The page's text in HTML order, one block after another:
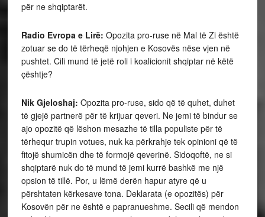
për ne shqiptarët.
Radio Evropa e Lirë: Opozita pro-ruse në Mal të Zi është
zotuar se do të tërheqë njohjen e Kosovës nëse vjen në
pushtet. Cili mund të jetë roli i koalicionit shqiptar në këtë
çështje?
Nik Gjeloshaj: Opozita pro-ruse, sido që të quhet, duhet
të gjejë partnerë për të krijuar qeveri. Ne jemi të bindur se
ajo opozitë që lëshon mesazhe të tilla populiste për të
tërhequr trupin votues, nuk ka përkrahje tek opinioni që të
fitojë shumicën dhe të formojë qeverinë. Sidoqoftë, ne si
shqiptarë nuk do të mund të jemi kurrë bashkë me një
opsion të tillë. Por, u lëmë derën hapur atyre që u
përshtaten kërkesave tona. Deklarata (e opozitës) për
Kosovën për ne është e papranueshme. Secili që mendon